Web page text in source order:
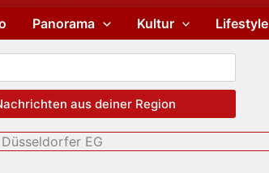
Panorama Kultur Lifestyle
aus deiner Region
EG